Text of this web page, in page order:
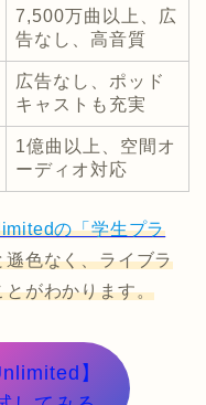
7,500万曲以上、広
告なし、高音質
広告なし、ポッド
キャストも充実
1億曲以上、空間オ
ーディオ対応
の「学生プラ
色なく、ライブラ
がわかります。
】